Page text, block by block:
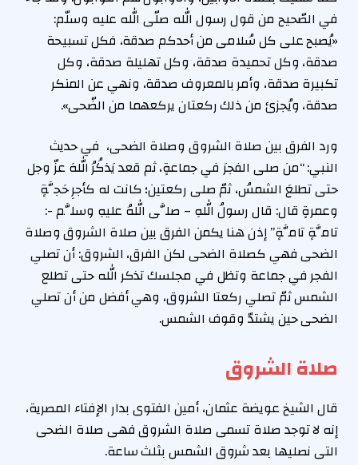
في الصّحيح من قول رسول الله صلّى الله عليه وسلّم:
«يُصبح على كل سُلامى من أحدكم صدقة، فكل تسبيحة
صدقة، وكل تحميدة صدقة، وكل تهليلة صدقة، وكل
تكبيرة صدقة، وأمر بالمعروف صدقة، ونهي عن المنكر
صدقة، ويُجزئ من ذلك ركعتان يركعهما من الضّحى».
ورد الفرق بين صلاة الشروق وصلاة الضحى، في حديث
النبي: “من صلى الفجرَ في جماعةٍ، ثم قعد يَذكُرُ اللهَ عزّ وجل
حتى تطلعَ الشمسُ، ثمّ صلى ركعتين؛ كانت له كأجرِ حَجَّةٍ
وعمرةٍ قال: قال رسولُ اللهِ – صلَّى اللهُ عليهِ وسلَّم -:
تامَّةٍ تامَّةٍ” إذن هنا يكمن الفرق بين صلاة الشروق وصلاة
الضحى فهي كصلاة الضحى لكن الفرق، الشروق: أن تصلي
الفجر في جماعة وتظل في مجلسك تذكر الله حتى تطلع
الشمس ثمّ تصلي ركعتا الشروق، وهي أفضل من أن تصلي
الضحى حين يشتدّ وقوف الشمس.
صلاة الشروق
قال الشيخ عويضة عثمان، أمين الفتوى بدار الإفتاء المصرية،
إنه لا توجد صلاة تسمى صلاة الشروق فهى صلاة الضحى
التى نصليها بعد شروق الشمس بثلث ساعة.